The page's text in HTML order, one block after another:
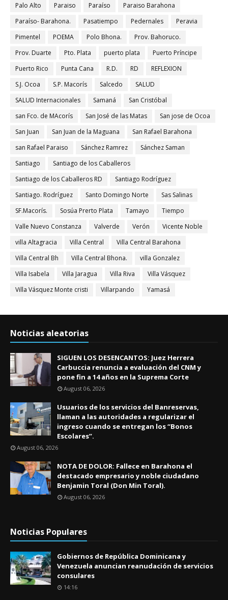
Palo Alto
Paraiso Paraíso
Paraiso Barahona
Paraíso- Barahona.
Pasatiempo Pedernales
Peravia
Pimentel
POEMA Polo Bhona.
Prov. Bahoruco.
Prov. Duarte
Pto. Plata puerto plata
Puerto Príncipe
Puerto Rico
Punta Cana R.D. RD
REFLEXION
S.J. Ocoa
S.P. Macorís Salcedo
SALUD
SALUD Internacionales
Samaná
San Cristóbal
san Fco. de MAcorís
San José de las Matas
San jose de Ocoa
San Juan
San Juan de la Maguana
San Rafael Barahona
san Rafael Paraiso
Sánchez Ramrez
Sánchez Saman
Santiago
Santiago de los Caballeros
Santiago de los Caballeros RD
Santiago Rodríguez
Santiago. Rodríguez
Santo Domingo Norte
Sas Salinas
SF.Macorís.
Sosúa Prerto Plata Tamayo
Tiempo
Valle Nuevo Constanza
Valverde Verón
Vicente Noble
villa Altagracia
Villa Central
Villa Central Barahona
Villa Central Bh
Villa Central Bhona.
villa Gonzalez
Villa Isabela
Villa Jaragua Villa Riva
Villa Vásquez
Villa Vásquez Monte cristi
Villarpando Yamasá
Noticias aleatorias
SIGUEN LOS DESENCANTOS: Juez Herrera
Carbuccia renuncia a evaluación del CNM y
pone fin a 14 años en la Suprema Corte
August 06, 2026
Usuarios de los servicios del Banreservas,
llaman a las autoridades a regularizar el
ingreso cuando se entregan los “Bonos
Escolares”.
August 06, 2026
NOTA DE DOLOR: Fallece en Barahona el
destacado empresario y noble ciudadano
Benjamin Toral (Don Min Toral).
August 06, 2026
Noticias Populares
Gobiernos de República Dominicana y
Venezuela anuncian reanudación de servicios
consulares
14:16